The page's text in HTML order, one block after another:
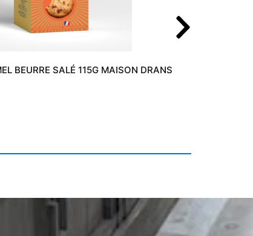
BEURRE SALÉ 115G MAISON DRANS